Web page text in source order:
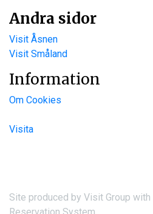
Andra sidor
Visit Åsnen
Visit Småland
Information
Om Cookies
Visita
Site produced by Visit Group with